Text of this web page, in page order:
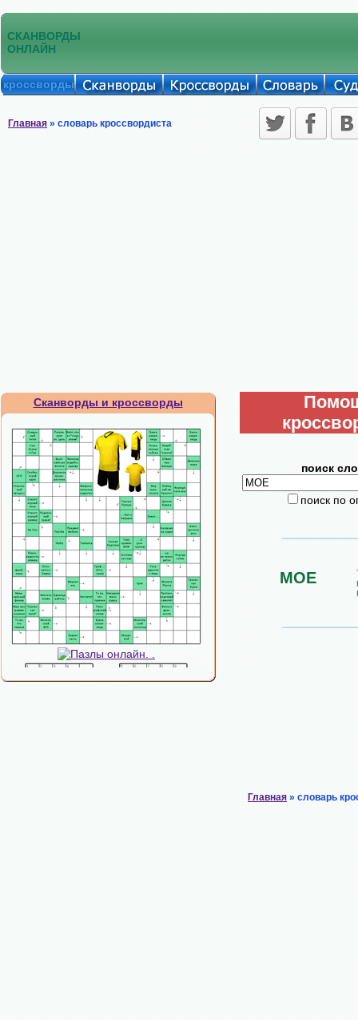
СКАНВОРДЫ
ОНЛАЙН
кроссворды
Главная » словарь кроссвордиста
Сканворды и кроссворды
поиск
поиск по
МОЕ
Главная » словарь